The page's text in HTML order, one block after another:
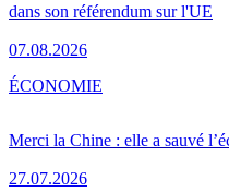
dans son référendum sur l'UE
07.08.2026
Merci la Chine : elle a sauvé
27.07.2026
ÉCONOMIE